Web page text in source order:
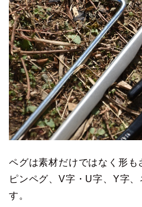
ペグは素材だけではなく形も
ピンペグ、V字・U字、Y字
す。